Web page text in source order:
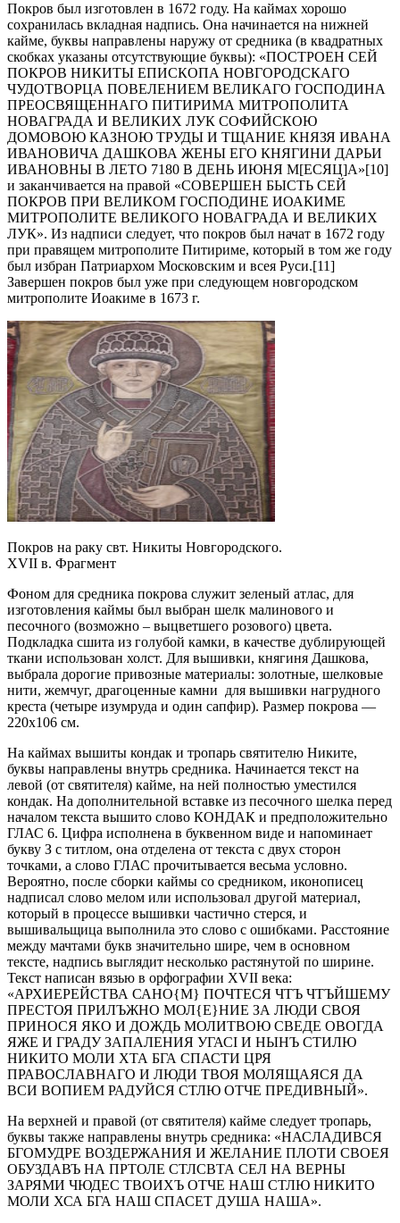
Покров был изготовлен в 1672 году. На каймах хорошо
сохранилась вкладная надпись. Она начинается на нижней
кайме, буквы направлены наружу от средника (в квадратных
скобках указаны отсутствующие буквы): «ПОСТРОЕН СЕЙ
ПОКРОВ НИКИТЫ ЕПИСКОПА НОВГОРОДСКАГО
ЧУДОТВОРЦА ПОВЕЛЕНИЕМ ВЕЛИКАГО ГОСПОДИНА
ПРЕОСВЯЩЕННАГО ПИТИРИМА МИТРОПОЛИТА
НОВАГРАДА И ВЕЛИКИХ ЛУК СОФИЙСКОЮ
ДОМОВОЮ КАЗНОЮ ТРУДЫ И ТЩАНИЕ КНЯЗЯ ИВАНА
ИВАНОВИЧА ДАШКОВА ЖЕНЫ ЕГО КНЯГИНИ ДАРЬИ
ИВАНОВНЫ В ЛЕТО 7180 В ДЕНЬ ИЮНЯ М[ЕСЯЦ]А»[10]
и заканчивается на правой «СОВЕРШЕН БЫСТЬ СЕЙ
ПОКРОВ ПРИ ВЕЛИКОМ ГОСПОДИНЕ ИОАКИМЕ
МИТРОПОЛИТЕ ВЕЛИКОГО НОВАГРАДА И ВЕЛИКИХ
ЛУК». Из надписи следует, что покров был начат в 1672 году
при правящем митрополите Питириме, который в том же году
был избран Патриархом Московским и всея Руси.[11]
Завершен покров был уже при следующем новгородском
митрополите Иоакиме в 1673 г.
Покров на раку свт. Никиты Новгородского.
XVII в. Фрагмент
Фоном для средника покрова служит зеленый атлас, для
изготовления каймы был выбран шелк малинового и
песочного (возможно – выцветшего розового) цвета.
Подкладка сшита из голубой камки, в качестве дублирующей
ткани использован холст. Для вышивки, княгиня Дашкова,
выбрала дорогие привозные материалы: золотные, шелковые
нити, жемчуг, драгоценные камни для вышивки нагрудного
креста (четыре изумруда и один сапфир). Размер покрова —
220х106 см.
На каймах вышиты кондак и тропарь святителю Никите,
буквы направлены внутрь средника. Начинается текст на
левой (от святителя) кайме, на ней полностью уместился
кондак. На дополнительной вставке из песочного шелка перед
началом текста вышито слово КОНДАК и предположительно
ГЛАС 6. Цифра исполнена в буквенном виде и напоминает
букву З с титлом, она отделена от текста с двух сторон
точками, а слово ГЛАС прочитывается весьма условно.
Вероятно, после сборки каймы со средником, иконописец
надписал слово мелом или использовал другой материал,
который в процессе вышивки частично стерся, и
вышивальщица выполнила это слово с ошибками. Расстояние
между мачтами букв значительно шире, чем в основном
тексте, надпись выглядит несколько растянутой по ширине.
Текст написан вязью в орфографии XVII века:
«АРХИEРЕЙСТВА САНО{М} ПОЧТЕСЯ ЧТЪ ЧТЪЙШЕМУ
ПРЕСТОЯ ПРИЛЪЖНО МОЛ{Е}НИЕ ЗА ЛЮДИ СВОЯ
ПРИНОСЯ ЯКО И ДОЖДЬ МОЛИТВОЮ СВЕДЕ ОВОГДА
ЯЖЕ И ГРАДУ ЗАПАЛЕНИЯ УГАСI И НЫНЪ СТИЛЮ
НИКИТО МОЛИ ХТА БГА СПАСТИ ЦРЯ
ПРАВОСЛАВНАГО И ЛЮДИ ТВОЯ МОЛЯЩАЯСЯ ДА
ВСИ ВОПИЕМ РАДУЙСЯ СТЛЮ ОТЧЕ ПРЕДИВНЫЙ».
На верхней и правой (от святителя) кайме следует тропарь,
буквы также направлены внутрь средника: «НАСЛАДИВСЯ
БГОМУДРЕ ВОЗДЕРЖАНИЯ И ЖЕЛАНИЕ ПЛОТИ СВОЕЯ
ОБУЗДАВЪ НА ПРТОЛЕ СТЛСВТА СЕЛ НА ВЕРНЫ
ЗАРЯМИ ЧЮДЕС ТВОИХЪ ОТЧЕ НАШ СТЛЮ НИКИТО
МОЛИ ХСА БГА НАШ СПАСЕТ ДУША НАША».